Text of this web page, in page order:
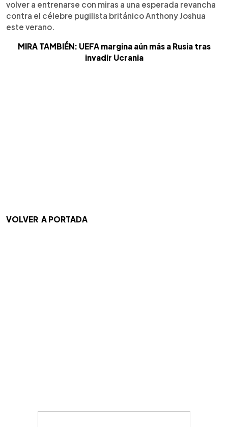
volver a entrenarse con miras a una esperada revancha
contra el célebre pugilista británico Anthony Joshua
este verano.
MIRA TAMBIÉN: UEFA margina aún más a Rusia tras
invadir Ucrania
VOLVER A PORTADA